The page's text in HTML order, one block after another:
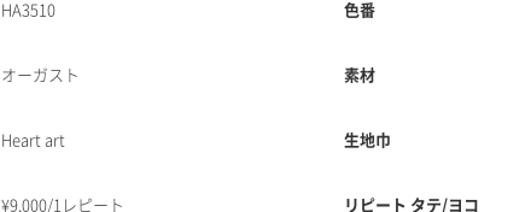
HA3510 色番
オーガスト 素材
Heart art 生地巾
¥9,000/1レピート リピート タテ/ヨコ